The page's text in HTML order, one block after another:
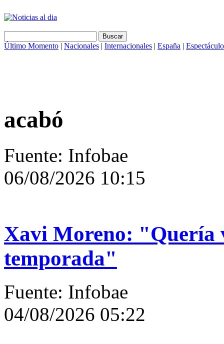
Último Momento | Nacionales | Internacionales | España |
acabó
Fuente: Infobae
06/08/2026 10:15
Xavi Moreno: "Quería
temporada"
Fuente: Infobae
04/08/2026 05:22